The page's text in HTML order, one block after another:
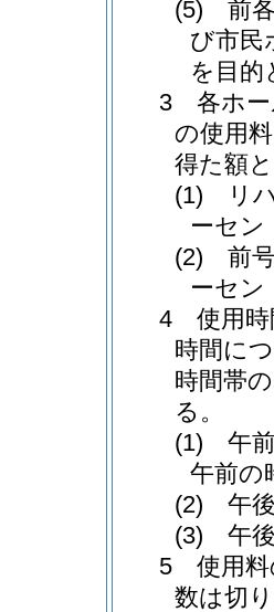
(5) 前各
び市民
を目
3 各ホー
の使用
得た額
(1) リ
ーセン
(2) 前
ーセン
4 使用時
時間に
時間帯
る。
(1) 午
午前の
(2) 午後
(3) 午
5 使用料
数は切